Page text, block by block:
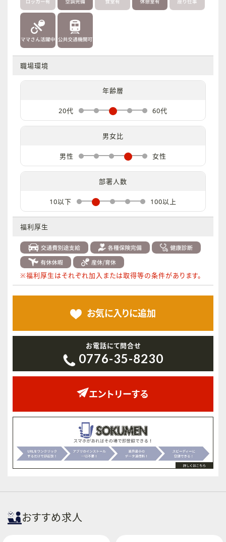
職場環境
年齢層
20代 60代
男女比
男性 女性
部署人数
10以下 100以上
福利厚生
※福利厚生はそれぞれ加入または取得等の条件があります。
お気に入りに追加
お電話にて問合せ
0776-35-8230
エントリーする
おすすめ求人